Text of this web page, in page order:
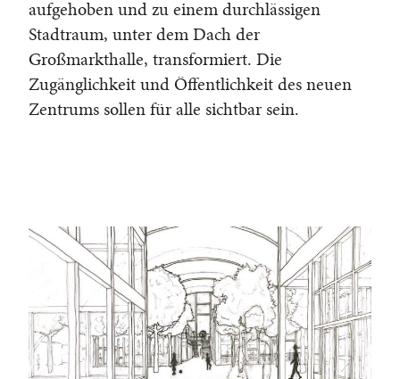
aufgehoben und zu einem durchlässigen
Stadtraum, unter dem Dach der
Großmarkthalle, transformiert. Die
Zugänglichkeit und Öffentlichkeit des neuen
Zentrums sollen für alle sichtbar sein.